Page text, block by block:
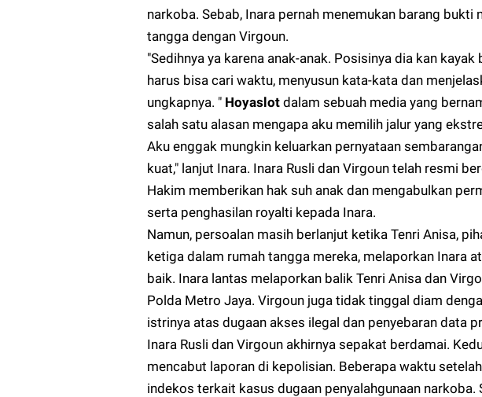
narkoba. Sebab, Inara pernah menemukan barang
tangga dengan Virgoun.
"Sedihnya ya karena anak-anak. Posisinya dia kan
harus bisa cari waktu, menyusun kata-kata dan
ungkapnya. " Hoyaslot dalam sebuah media yang
salah satu alasan mengapa aku memilih jalur yang
Aku enggak mungkin keluarkan pernyataan
kuat," lanjut Inara. Inara Rusli dan Virgoun telah resmi
Hakim memberikan hak suh anak dan mengabulkan
serta penghasilan royalti kepada Inara.
Namun, persoalan masih berlanjut ketika Tenri Anisa,
ketiga dalam rumah tangga mereka, melaporkan Inara
baik. Inara lantas melaporkan balik Tenri Anisa dan
Polda Metro Jaya. Virgoun juga tidak tinggal diam
istrinya atas dugaan akses ilegal dan penyebaran data
Inara Rusli dan Virgoun akhirnya sepakat berdamai.
mencabut laporan di kepolisian. Beberapa waktu
indekos terkait kasus dugaan penyalahgunaan narkoba.